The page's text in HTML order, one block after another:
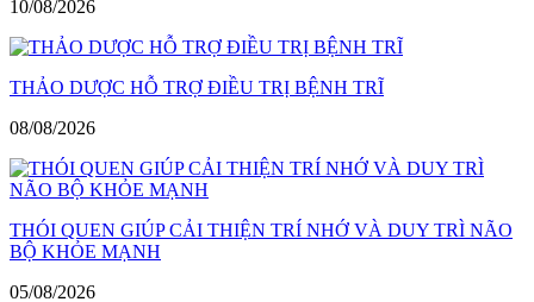
10/08/2026
THẢO DƯỢC HỖ TRỢ ĐIỀU TRỊ BỆNH TRĨ
08/08/2026
THÓI QUEN GIÚP CẢI THIỆN TRÍ NHỚ VÀ DUY TRÌ NÃO
BỘ KHỎE MẠNH
05/08/2026